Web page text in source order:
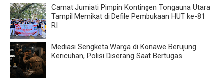
Camat Jumiati Pimpin Kontingen Tongauna Utara
Tampil Memikat di Defile Pembukaan HUT ke-81
RI
Mediasi Sengketa Warga di Konawe Berujung
Kericuhan, Polisi Diserang Saat Bertugas